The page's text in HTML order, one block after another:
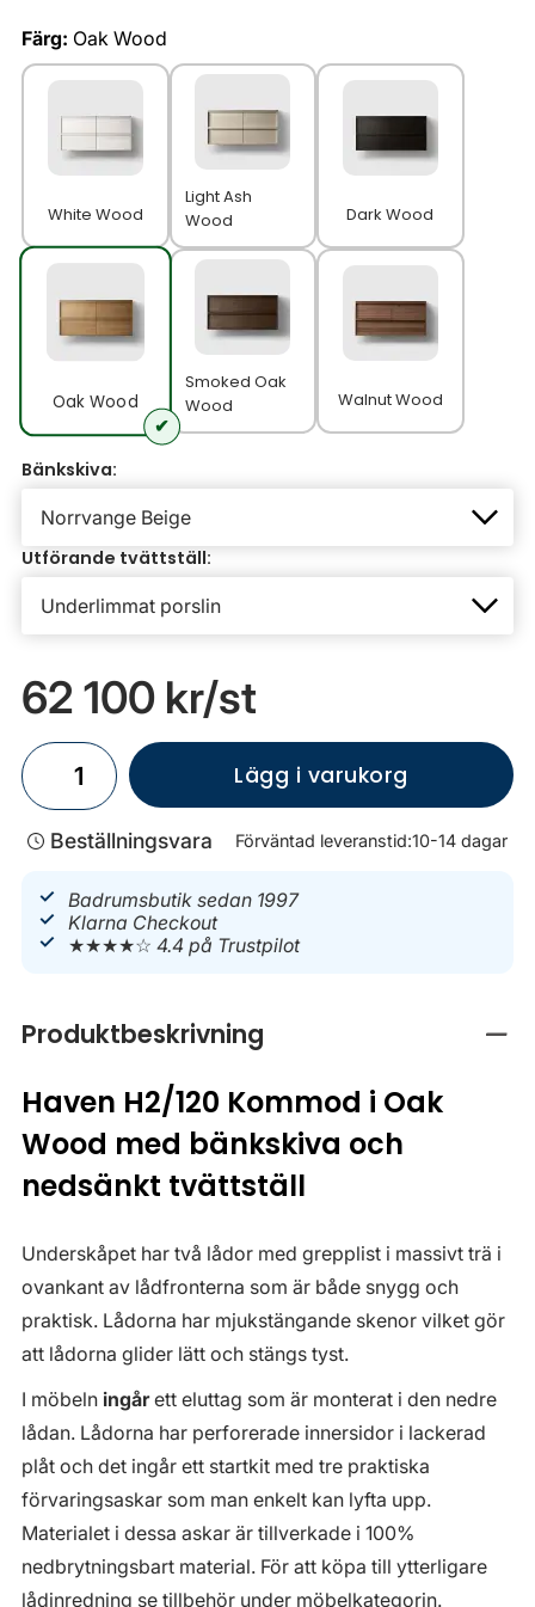
Färg: Oak Wood
White Wood
Light Ash
Wood
Dark Wood
Oak Wood
Smoked Oak
Wood
Walnut Wood
Bänkskiva:
Utförande tvättställ:
62 100 kr/st
Lägg i varukorg
Beställningsvara Förväntad leveranstid:10-14 dagar
Badrumsbutik sedan 1997
Klarna Checkout
★★★★☆4.4 på Trustpilot
Produktbeskrivning
Haven H2/120 Kommod i Oak
Wood med bänkskiva och
nedsänkt tvättställ
Underskåpet har två lådor med grepplist i massivt trä i
ovankant av lådfronterna som är både snygg och
praktisk. Lådorna har mjukstängande skenor vilket gör
att lådorna glider lätt och stängs tyst.
I möbeln ingårett eluttag som är monterat i den nedre
lådan. Lådorna har perforerade innersidor i lackerad
plåt och det ingår ett startkit med tre praktiska
förvaringsaskar som man enkelt kan lyfta upp.
Materialet i dessa askar är tillverkade i 100%
nedbrytningsbart material. För att köpa till ytterligare
lådinredning se tillbehör under möbelkategorin.